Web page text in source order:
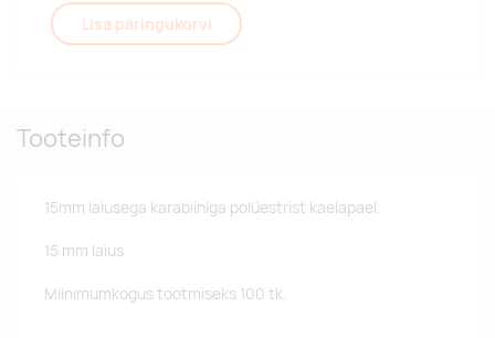
Lisa päringukorvi
Tooteinfo
15mm laiusega karabiiniga polüestrist kaelapael.
15 mm laius
Miinimumkogus tootmiseks 100 tk.